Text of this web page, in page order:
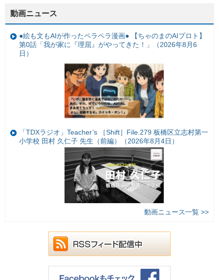
動画ニュース
●絵も文もAIが作ったペラペラ漫画● 【ちゃのまのAIプロト】
第0話「我が家に『理屈』がやってきた！」（2026年8月6
日）
「TDXラジオ」Teacher’s ［Shift］File.279 板橋区立志村第一
小学校 田村 久仁子 先生（前編）（2026年8月4日）
動画ニュース一覧 >>